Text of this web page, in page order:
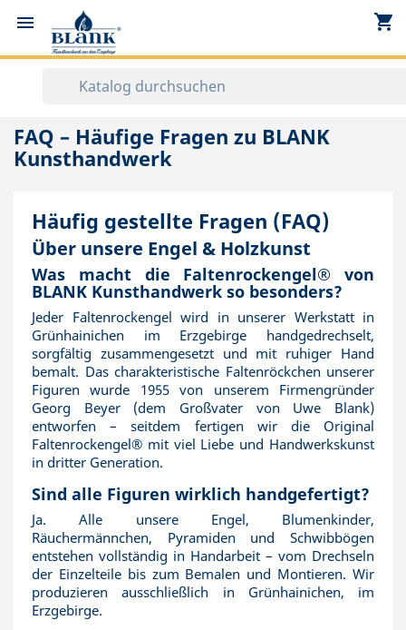
 shopping_cart
FAQ – Häufige Fragen zu BLANK
Kunsthandwerk
Häufig gestellte Fragen (FAQ)
Über unsere Engel & Holzkunst
Was macht die Faltenrockengel® von
BLANK Kunsthandwerk so besonders?
Jeder Faltenrockengel wird in unserer Werkstatt in
Grünhainichen im Erzgebirge handgedrechselt,
sorgfältig zusammengesetzt und mit ruhiger Hand
bemalt. Das charakteristische Faltenröckchen unserer
Figuren wurde 1955 von unserem Firmengründer
Georg Beyer (dem Großvater von Uwe Blank)
entworfen – seitdem fertigen wir die Original
Faltenrockengel® mit viel Liebe und Handwerkskunst
in dritter Generation.
Sind alle Figuren wirklich handgefertigt?
Ja. Alle unsere Engel, Blumenkinder,
Räuchermännchen, Pyramiden und Schwibbögen
entstehen vollständig in Handarbeit – vom Drechseln
der Einzelteile bis zum Bemalen und Montieren. Wir
produzieren ausschließlich in Grünhainichen, im
Erzgebirge.